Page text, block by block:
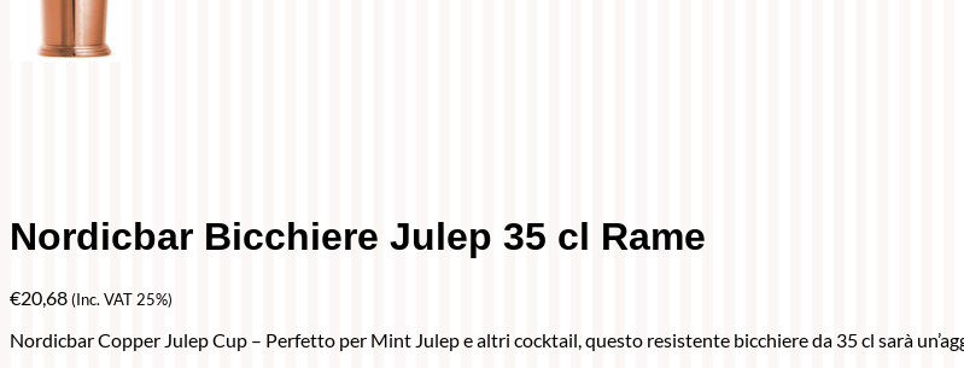
Nordicbar Bicchiere Julep 35 cl Rame
€20,68(Inc. VAT 25%)
Nordicbar Copper Julep Cup – Perfetto per Mint Julep e altri cocktail, questo resistente bicchiere da 35 cl sarà